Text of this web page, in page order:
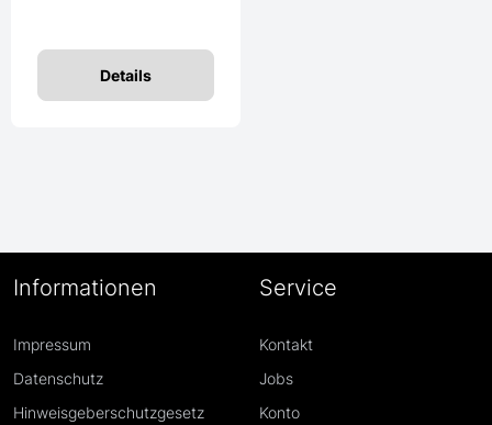
Details
Informationen
Impressum
Datenschutz
Hinweisgeberschutzgesetz
Service
Kontakt
Jobs
Konto